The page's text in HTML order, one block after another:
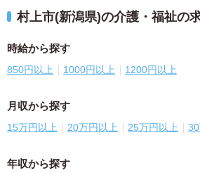
村上市(新潟県)の介護・福祉の
時給から探す
850円以上 1000円以上 1200円以上
月収から探す
15万円以上 20万円以上 25万円以上
年収から探す